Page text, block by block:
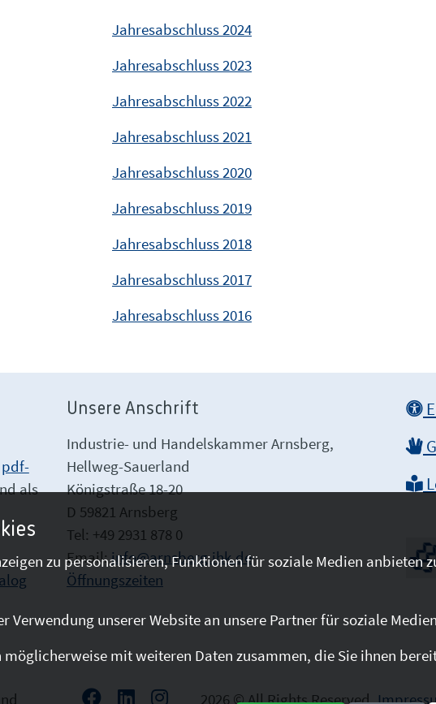
Jahresabschluss 2024
Jahresabschluss 2023
Jahresabschluss 2022
Jahresabschluss 2021
Jahresabschluss 2020
Jahresabschluss 2019
Jahresabschluss 2018
Jahresabschluss 2017
Jahresabschluss 2016
pdf-
als
Unsere Anschrift
Industrie- und Handelskammer Arnsberg,
Hellweg-Sauerland
Königstraße 18-20
D 59821 Arnsberg
Tel: +49 2931 878 0
Email:info@arnsberg.ihk.de
Öffnungszeiten
2026 © All Rights Reserved.
zu personalisieren, Funktionen für soziale Medien anbieten
unserer Website an unsere Partner für soziale
mit weiteren Daten zusammen, die Sie ihnen